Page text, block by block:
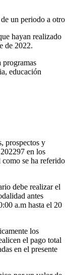
un periodo a otro
hayan realizado
de 2022.
programas
educación
prospectos y
en los
se ha referido
debe realizar el
antes
a.m hasta el 20
los
el pago total
en el presente